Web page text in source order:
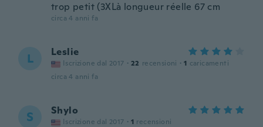
trop petit (3XLà longueur réelle 67 cm
circa 4 anni fa
L Leslie
Iscrizione dal 2017 · 22 recensioni · 1 caricamenti
circa 4 anni fa
S Shylo
Iscrizione dal 2017 · 1 recensioni